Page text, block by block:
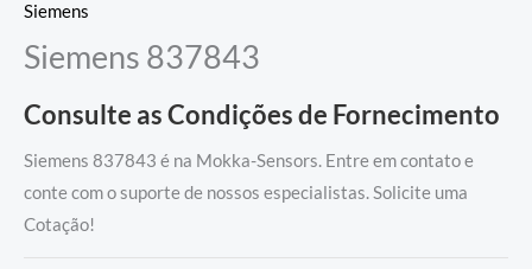
Siemens
Siemens 837843
Consulte as Condições de Fornecimento
Siemens 837843 é na Mokka-Sensors. Entre em contato e
conte com o suporte de nossos especialistas. Solicite uma
Cotação!